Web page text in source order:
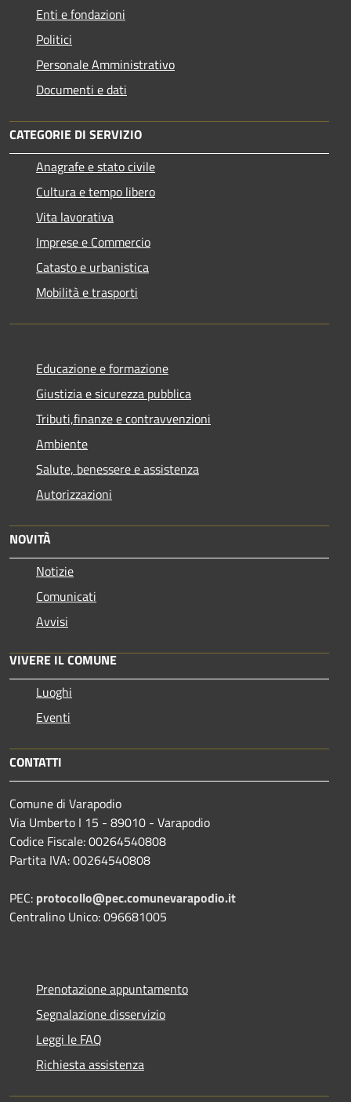
Enti e fondazioni
Politici
Personale Amministrativo
Documenti e dati
CATEGORIE DI SERVIZIO
Anagrafe e stato civile
Cultura e tempo libero
Vita lavorativa
Imprese e Commercio
Catasto e urbanistica
Mobilità e trasporti
Educazione e formazione
Giustizia e sicurezza pubblica
Tributi,finanze e contravvenzioni
Ambiente
Salute, benessere e assistenza
Autorizzazioni
NOVITÀ
Notizie
Comunicati
Avvisi
VIVERE IL COMUNE
Luoghi
Eventi
CONTATTI
Comune di Varapodio
Via Umberto I 15 - 89010 - Varapodio
Codice Fiscale: 00264540808
Partita IVA: 00264540808
PEC: protocollo@pec.comunevarapodio.it
Centralino Unico: 096681005
Prenotazione appuntamento
Segnalazione disservizio
Leggi le FAQ
Richiesta assistenza